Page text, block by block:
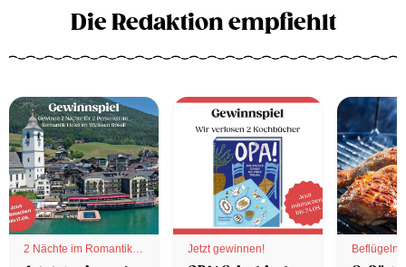
Die Redaktion empfiehlt
2 Nächte im Romantik
Hotel
Jetzt gewinnen!